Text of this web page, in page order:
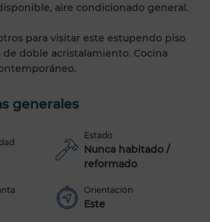
aire condicionado general.
para visitar este estupendo piso
de doble acristalamiento. Cocina
generales
Estado
Nunca habitado /
reformado
Orientación
Este